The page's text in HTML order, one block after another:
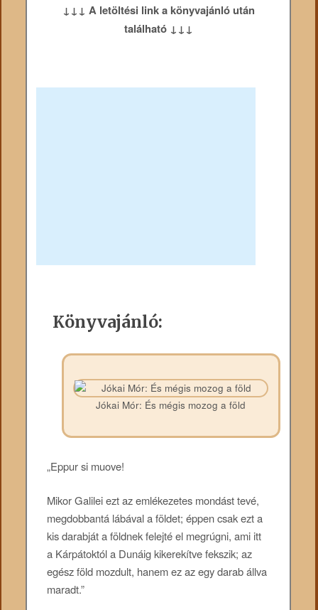
↓↓↓ A letöltési link a könyvajánló után
található ↓↓↓
Könyvajánló:
Jókai Mór: És mégis mozog a föld
„Eppur si muove!
Mikor Galilei ezt az emlékezetes mondást tevé,
megdobbantá lábával a földet; éppen csak ezt a
kis darabját a földnek felejté el megrúgni, ami itt
a Kárpátoktól a Dunáig kikerekítve fekszik; az
egész föld mozdult, hanem ez az egy darab állva
maradt.”